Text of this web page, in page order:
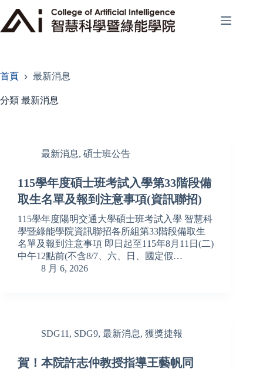
至
主
首頁
最新消息
分類 最新消息
最新消息, 碩士班公告
115學年度碩士班考試入學第33階段備
取生名單及報到注意事項(資訊聯招)
115學年度陽明交通大學碩士班考試入學 智慧科
學暨綠能學院資訊聯招各所組第33階段備取生
名單及報到注意事項 即日起至115年8月11日(二)
中午12點前(不含8/7、六、日、國定假…
8 月 6, 2026
SDG11 , SDG9, 最新消息, 獲獎捷報
賀！本院許志仲教授指導王藝帆同